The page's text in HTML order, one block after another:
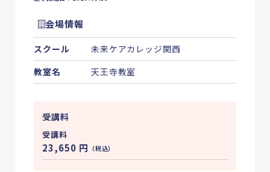
会場情報
スクール
未来ケアカレッジ関西
教室名
天王寺教室
受講料
受講料
23,650 円 （税込）